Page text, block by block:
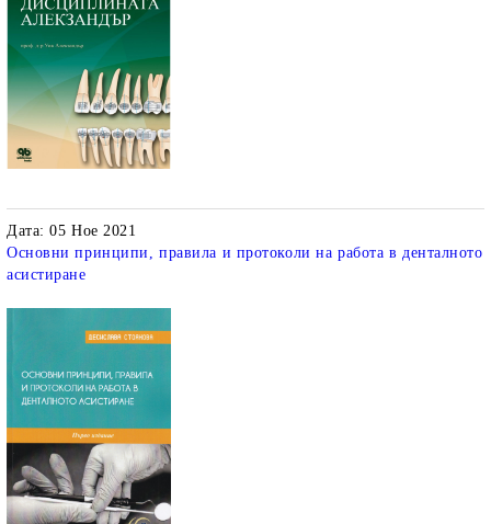
Дата: 05 Ное 2021
Основни принципи, правила и протоколи на работа в денталното
асистиране